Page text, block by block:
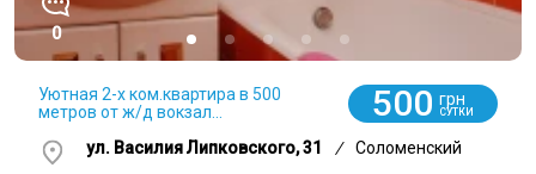
0
Уютная 2-х ком.квартира в 500
метров от ж/д вокзал...
500 грн
СУТКИ
ул. Василия Липковского, 31 /
Соломенский